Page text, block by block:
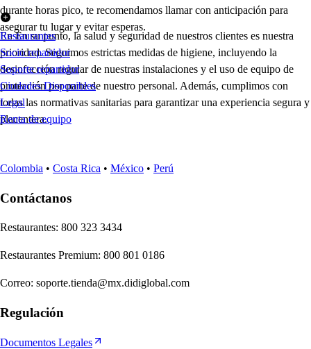
durante horas pico, te recomendamos llamar con anticipación para
asegurar tu lugar y evitar esperas.
En En su punto, la salud y seguridad de nuestros clientes es nuestra
prioridad. Seguimos estrictas medidas de higiene, incluyendo la
desinfección regular de nuestras instalaciones y el uso de equipo de
protección por parte de nuestro personal. Además, cumplimos con
todas las normativas sanitarias para garantizar una experiencia segura y
placentera.
Restaurantes
Socio repartidor
Soporte repartidor
Ciudades Disponibles
Legal
Renta de equipo
Colombia • Costa Rica • México • Perú
Contáctanos
Restaurantes: 800 323 3434
Restaurantes Premium: 800 801 0186
Correo: soporte.tienda@mx.didiglobal.com
Regulación
Documentos Legales